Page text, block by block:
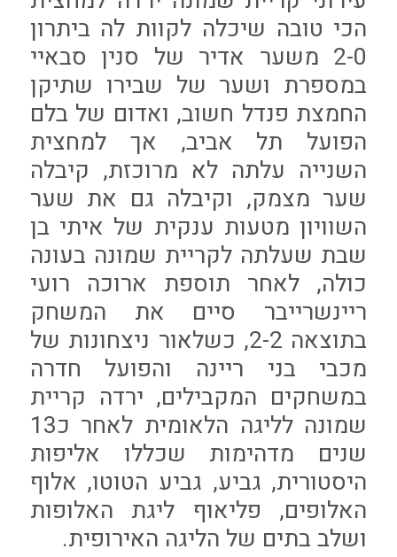
הכי טובה שיכלה לקוות לה ביתרון
2-0 משער אדיר של סנין סבאיי
במספרת ושער של שבירו שתיקן
החמצת פנדל חשוב, ואדום של בלם
הפועל תל אביב, אך למחצית
השנייה עלתה לא מרוכזת, קיבלה
שער מצמק, וקיבלה גם את שער
השוויון מטעות ענקית של איתי בן
שבת שעלתה לקריית שמונה בעונה
כולה, לאחר תוספת ארוכה רועי
ריינשרייבר סיים את המשחק
בתוצאה 2-2, כשלאור ניצחונות של
מכבי בני ריינה והפועל חדרה
במשחקים המקבילים, ירדה קריית
שמונה לליגה הלאומית לאחר כ13
שנים מדהימות שכללו אליפות
היסטורית, גביע, גביע הטוטו, אלוף
האלופים, פליאוף ליגת האלופות
ושלב בתים של הליגה האירופית.